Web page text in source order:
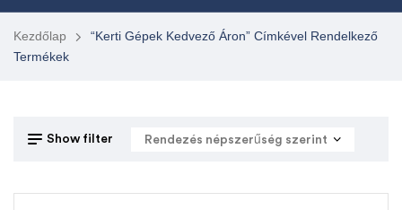
Kezdőlap
“kerti Gépek Kedvező Áron” Címkével Rendelkező
Termékek
Show filter